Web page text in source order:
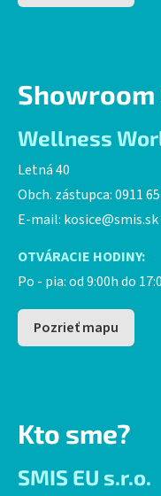
Showroom
Wellness
Letná 40
Obch. zástupca: 0911
E-mail: kosice@smis.sk
OTVÁRACIE HODINY:
Po - pia: od 9:00h do
Pozrieť mapu
Kto sme?
SMIS EU s.r.o.